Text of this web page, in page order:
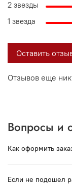
Отзывов еще
2 звезды
1 звезда
Оставить
Вопросы и
Как оформить
Если не подошел